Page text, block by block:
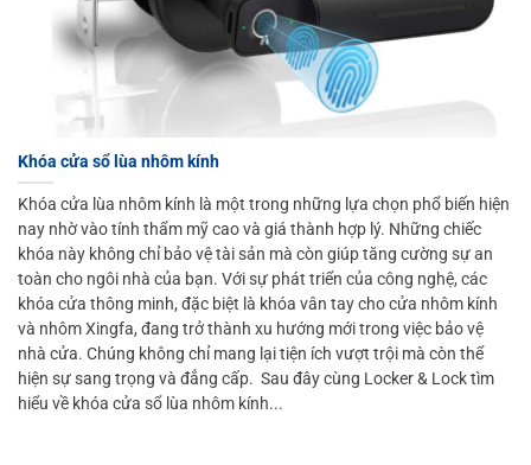
Khóa cửa sổ lùa nhôm kính
Khóa cửa lùa nhôm kính là một trong những lựa chọn phổ biến hiện
nay nhờ vào tính thẩm mỹ cao và giá thành hợp lý. Những chiếc
khóa này không chỉ bảo vệ tài sản mà còn giúp tăng cường sự an
toàn cho ngôi nhà của bạn. Với sự phát triển của công nghệ, các
khóa cửa thông minh, đặc biệt là khóa vân tay cho cửa nhôm kính
và nhôm Xingfa, đang trở thành xu hướng mới trong việc bảo vệ
nhà cửa. Chúng không chỉ mang lại tiện ích vượt trội mà còn thể
hiện sự sang trọng và đẳng cấp. Sau đây cùng Locker & Lock tìm
hiểu về khóa cửa sổ lùa nhôm kính...